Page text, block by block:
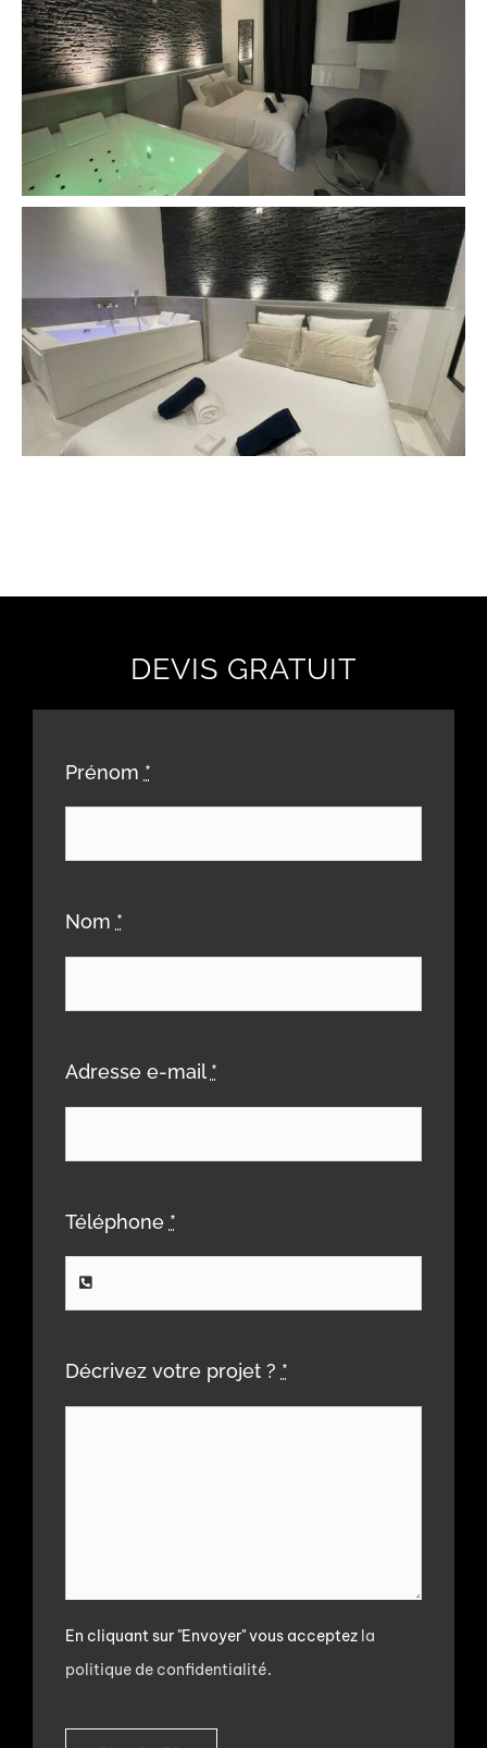
DEVIS GRATUIT
Prénom *
Nom *
Adresse e-mail *
Téléphone *
Décrivez votre projet ? *
En cliquant sur "Envoyer" vous acceptez la
politique de confidentialité.